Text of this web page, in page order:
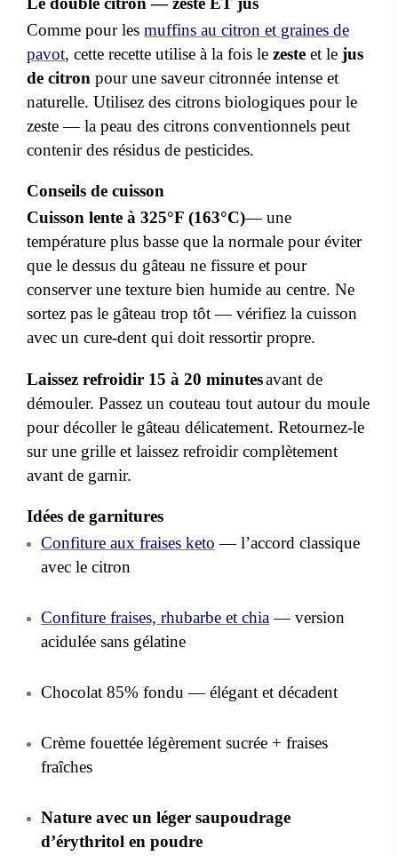
Comme pour les muffins au citron et graines de
pavot, cette recette utilise à la fois le zeste et le jus
de citron pour une saveur citronnée intense et
naturelle. Utilisez des citrons biologiques pour le
zeste — la peau des citrons conventionnels peut
contenir des résidus de pesticides.
Conseils de cuisson
Cuisson lente à 325°F (163°C)— une
température plus basse que la normale pour éviter
que le dessus du gâteau ne fissure et pour
conserver une texture bien humide au centre. Ne
sortez pas le gâteau trop tôt — vérifiez la cuisson
avec un cure-dent qui doit ressortir propre.
Laissez refroidir 15 à 20 minutesavant de
démouler. Passez un couteau tout autour du moule
pour décoller le gâteau délicatement. Retournez-le
sur une grille et laissez refroidir complètement
avant de garnir.
Idées de garnitures
Confiture aux fraises keto — l’accord classique
avec le citron
Confiture fraises, rhubarbe et chia— version
acidulée sans gélatine
Chocolat 85% fondu — élégant et décadent
Crème fouettée légèrement sucrée + fraises
fraîches
Nature avec un léger saupoudrage
d’érythritol en poudre